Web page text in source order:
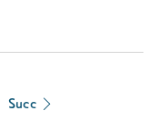
Succ